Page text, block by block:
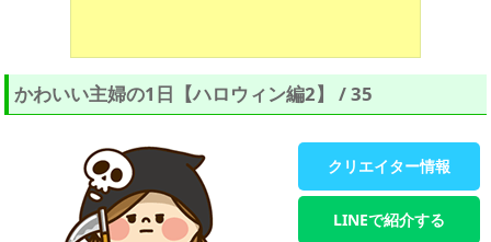
かわいい主婦の1日【ハロウィン編2】 / 35
クリエイター情報
LINEで紹介する